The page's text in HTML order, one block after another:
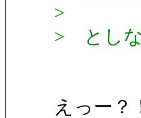
>
> としな
えっー？